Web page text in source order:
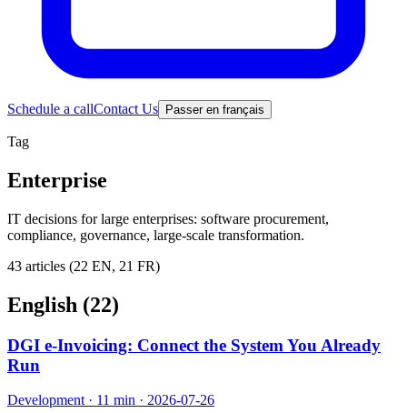
Schedule a callContact Us Passer en français
Tag
Enterprise
IT decisions for large enterprises: software procurement,
compliance, governance, large-scale transformation.
43 articles (22 EN, 21 FR)
English (22)
DGI e-Invoicing: Connect the System You Already
Run
Development · 11 min · 2026-07-26